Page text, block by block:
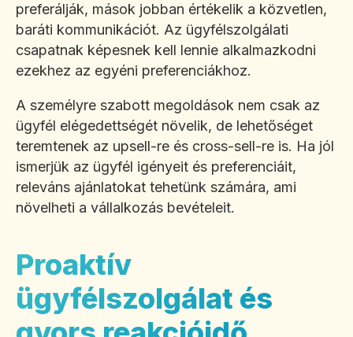
preferálják, mások jobban értékelik a közvetlen,
baráti kommunikációt. Az ügyfélszolgálati
csapatnak képesnek kell lennie alkalmazkodni
ezekhez az egyéni preferenciákhoz.
A személyre szabott megoldások nem csak az
ügyfél elégedettségét növelik, de lehetőséget
teremtenek az upsell-re és cross-sell-re is. Ha jól
ismerjük az ügyfél igényeit és preferenciáit,
releváns ajánlatokat tehetünk számára, ami
növelheti a vállalkozás bevételeit.
Proaktív
ügyfélszolgálat és